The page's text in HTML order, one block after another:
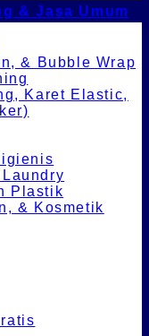
& Jasa Umum
& Bubble Wrap
Karet Elastic,
Plastik
& Kosmetik